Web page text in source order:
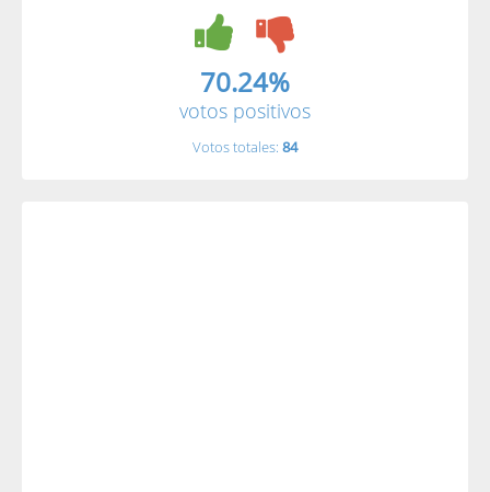
70.24%
votos positivos
Votos totales: 84